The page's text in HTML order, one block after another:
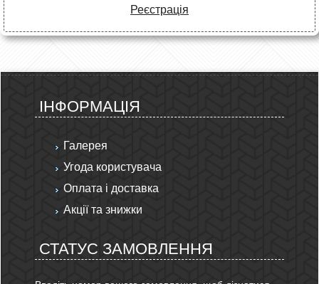
Реєстрація
ІНФОРМАЦІЯ
Галерея
Угода користувача
Оплата і доставка
Акції та знижки
СТАТУС ЗАМОВЛЕННЯ